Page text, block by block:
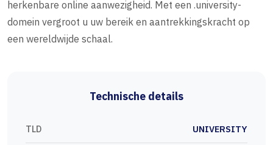
herkenbare online aanwezigheid. Met een .university-
domein vergroot u uw bereik en aantrekkingskracht op
een wereldwijde schaal.
Technische details
TLD UNIVERSITY